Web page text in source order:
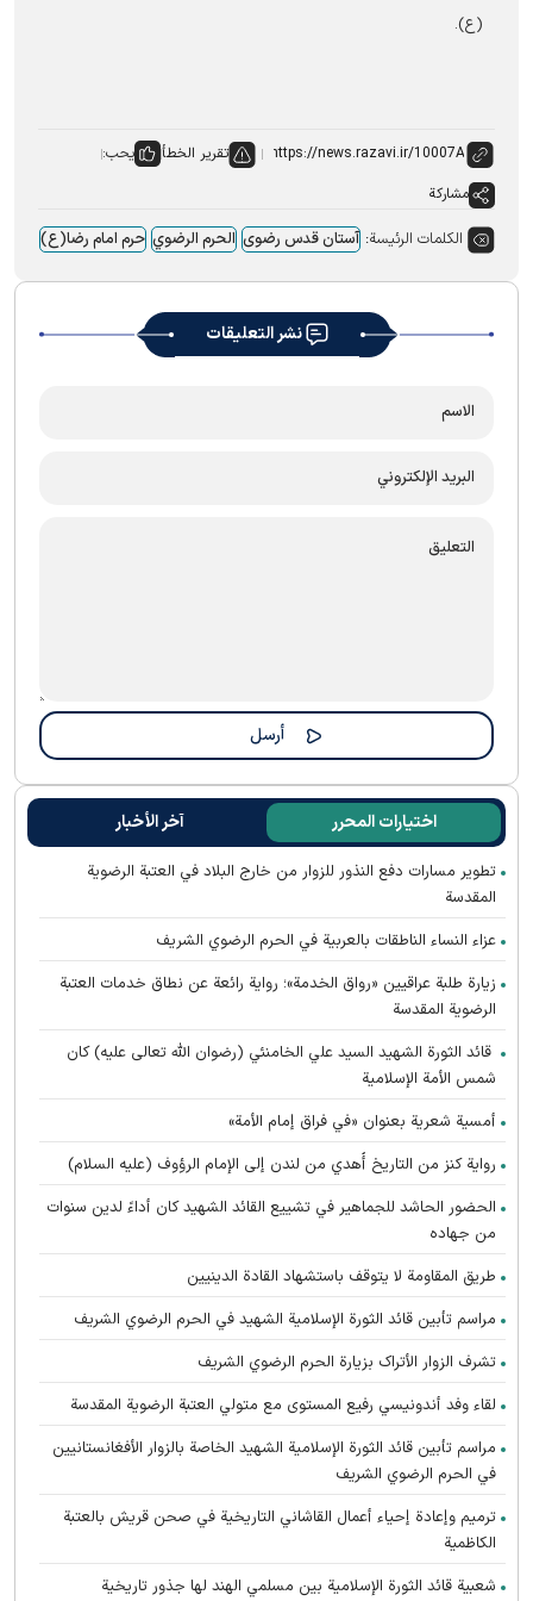
(ع).
تقرير الخطأ
يحب:
مشاركة
الكلمات الرئيسة: آستان قدس رضوی الحرم الرضوي حرم امام رضا(ع)
نشر التعليقات
اختيارات المحرر آخر الأخبار
تطوير مسارات دفع النذور للزوار من خارج البلاد في العتبة الرضوية
المقدسة
عزاء النساء الناطقات بالعربية في الحرم الرضوي الشريف
زيارة طلبة عراقيين «رواق الخدمة»؛ رواية رائعة عن نطاق خدمات العتبة
الرضوية المقدسة
قائد الثورة الشهيد السيد علي الخامنئي (رضوان الله تعالى عليه) كان
شمس الأمة الإسلامية
أمسية شعرية بعنوان «في فراق إمام الأمة»
رواية كنز من التاريخ أُهدي من لندن إلى الإمام الرؤوف (عليه السلام)
الحضور الحاشد للجماهير في تشييع القائد الشهيد كان أداءً لدين سنوات
من جهاده
طريق المقاومة لا يتوقف باستشهاد القادة الدينيين
مراسم تأبين قائد الثورة الإسلامية الشهید في الحرم الرضوي الشریف
تشرف الزوار الأتراک بزیارة الحرم الرضوي الشریف
لقاء وفد أندونیسي رفيع المستوى مع متولي العتبة الرضوية المقدسة
مراسم تأبین قائد الثورة الإسلامية الشهيد الخاصة بالزوار الأفغانستانیین
في الحرم الرضوي الشریف
ترميم وإعادة إحياء أعمال القاشاني التاريخية في صحن قريش بالعتبة
الكاظمية
شعبية قائد الثورة الإسلامية بين مسلمي الهند لها جذور تاريخية